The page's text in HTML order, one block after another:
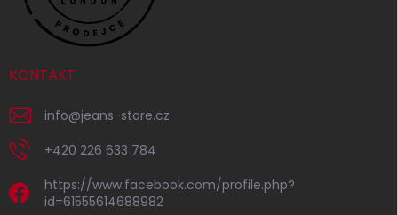
KONTAKT
info@jeans-store.cz
+420 226 633 784
https://www.facebook.com/profile.php?
id=61555614688982